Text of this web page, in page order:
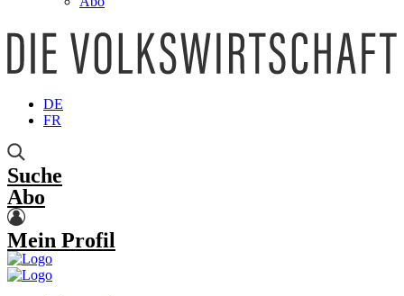
DE
FR
Suche
Abo
Mein Profil